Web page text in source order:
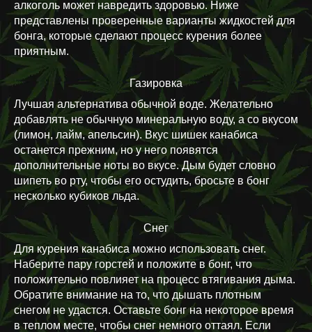
алкоголь может навредить здоровью. Ниже
представлены проверенные варианты жидкостей для
бонга, которые сделают процесс курения более
приятным.
Газировка
Лучшая альтернатива обычной воде. Желательно
добавлять не обычную минеральную воду, а со вкусом
(лимон, лайм, апельсин). Вкус шишек канабиса
останется прежним, но у него появятся
дополнительные ноты во вкусе. Дым будет словно
шипеть во рту, чтобы его остудить, бросьте в бонг
несколько кубиков льда.
Снег
Для курения канабиса можно использовать снег.
Наберите пару горстей и положите в бонг, что
положительно повлияет на процесс втягивания дыма.
Обратите внимание на то, что дышать плотным
снегом не удастся. Оставьте бонг на некоторое время
в теплом месте, чтобы снег немного оттаял. Если